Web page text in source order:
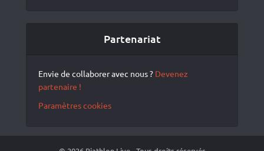
Partenariat
Envie de collaborer avec nous ? Devenez
partenaire !
Paramètres cookies